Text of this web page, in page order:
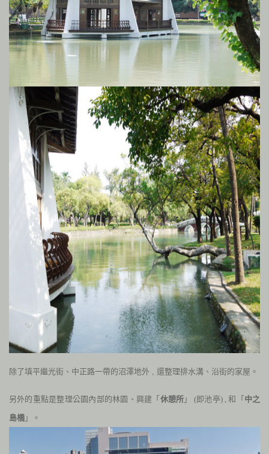
除了填平繼光街、中正路一帶的沼澤地外 , 還整理排水溝、沿街的家屋。
另外的重點是整理公園內部的林園、興建「 休憩所 」 (即池亭) ,和「 中之
島橋 」。